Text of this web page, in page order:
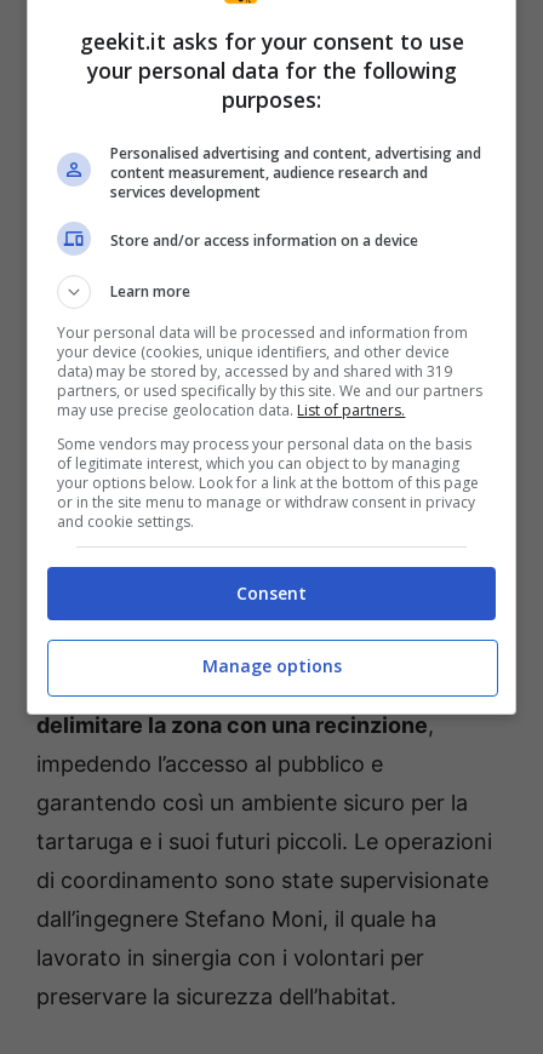
Paiardi, del WFF Alta Toscana.
Trovata una caretta caretta – Geekit.it
Una volta scoperto il nido, sono state
protezione mirate a salvaguardare l’area.La
Capitaneria di Porto ha provveduto a
delimitare la zona con una recinzione,
impedendo l’accesso al pubblico e
garantendo così un ambiente sicuro per la
tartaruga e i suoi futuri piccoli. Le operazioni
di coordinamento sono state supervisionate
dall’ingegnere Stefano Moni, il quale ha
lavorato in sinergia con i volontari per
preservare la sicurezza dell’habitat.
geekit.it asks for your consent to use
your personal data for the following
purposes:
Personalised advertising and content, advertising and
content measurement, audience research and
services development
Store and/or access information on a device
Learn more
Your personal data will be processed and information from
your device (cookies, unique identifiers, and other device
data) may be stored by, accessed by and shared with 319
partners, or used specifically by this site. We and our partners
may use precise geolocation data. List of partners.
Some vendors may process your personal data on the basis
of legitimate interest, which you can object to by managing
your options below. Look for a link at the bottom of this page
or in the site menu to manage or withdraw consent in privacy
and cookie settings.
Consent
Manage options